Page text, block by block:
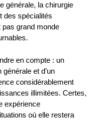
générale, la chirurgie
des spécialités
pas grand monde
en compte : un
et d’un
considérablement
illimitées. Certes,
expérience
où elle restera